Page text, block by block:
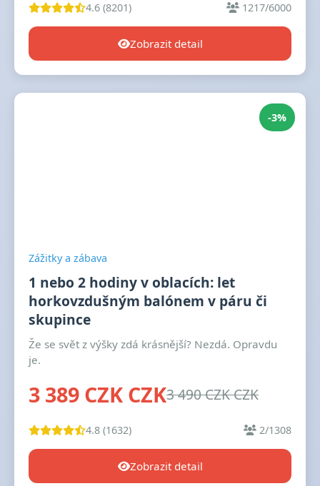
4.6 (8201) 1217/6000
Zobrazit detail
-3%
Zážitky a zábava
1 nebo 2 hodiny v oblacích: let
horkovzdušným balónem v páru či
skupince
Že se svět z výšky zdá krásnější? Nezdá. Opravdu
je.
3 389 CZK CZK3 490 CZK CZK
4.8 (1632) 2/1308
Zobrazit detail